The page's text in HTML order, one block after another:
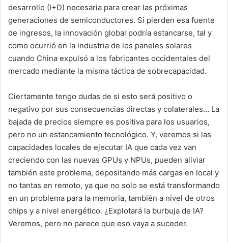
desarrollo (I+D) necesaria para crear las próximas
generaciones de semiconductores. Si pierden esa fuente
de ingresos, la innovación global podría estancarse, tal y
como ocurrió en la industria de los paneles solares
cuando China expulsó a los fabricantes occidentales del
mercado mediante la misma táctica de sobrecapacidad.
Ciertamente tengo dudas de si esto será positivo o
negativo por sus consecuencias directas y colaterales… La
bajada de precios siempre es positiva para los usuarios,
pero no un estancamiento tecnológico. Y, veremos si las
capacidades locales de ejecutar IA que cada vez van
creciendo con las nuevas GPUs y NPUs, pueden aliviar
también este problema, depositando más cargas en local y
no tantas en remoto, ya que no solo se está transformando
en un problema para la memoria, también a nivel de otros
chips y a nivel energético. ¿Explotará la burbuja de IA?
Veremos, pero no parece que eso vaya a suceder.